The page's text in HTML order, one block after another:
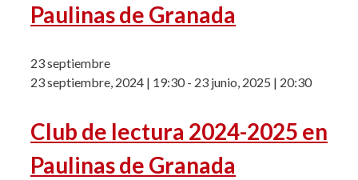
Paulinas de Granada
23 septiembre
23 septiembre, 2024 | 19:30- 23 junio, 2025 | 20:30
Club de lectura 2024-2025 en
Paulinas de Granada